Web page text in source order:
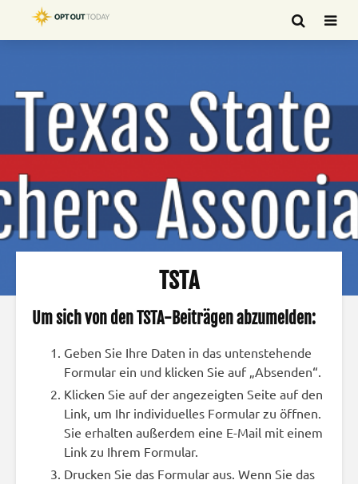
TSTA
Um sich von den TSTA-Beiträgen abzumelden:
Geben Sie Ihre Daten in das untenstehende
Formular ein und klicken Sie auf „Absenden“.
Klicken Sie auf der angezeigten Seite auf den
Link, um Ihr individuelles Formular zu öffnen.
Sie erhalten außerdem eine E-Mail mit einem
Link zu Ihrem Formular.
Drucken Sie das Formular aus. Wenn Sie das